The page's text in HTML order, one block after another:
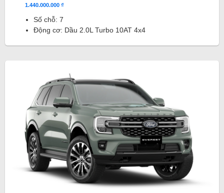
1.440.000.000 ₫
Số chỗ: 7
Động cơ: Dầu 2.0L Turbo 10AT 4x4